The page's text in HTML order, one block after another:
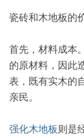
瓷砖和木地板的
首先，材料成本
的原材料，因此
表，既有实木的
亲民。
强化木地板 则是